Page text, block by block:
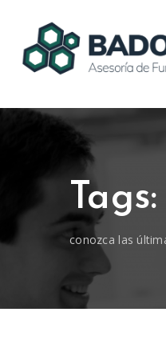
conozca las